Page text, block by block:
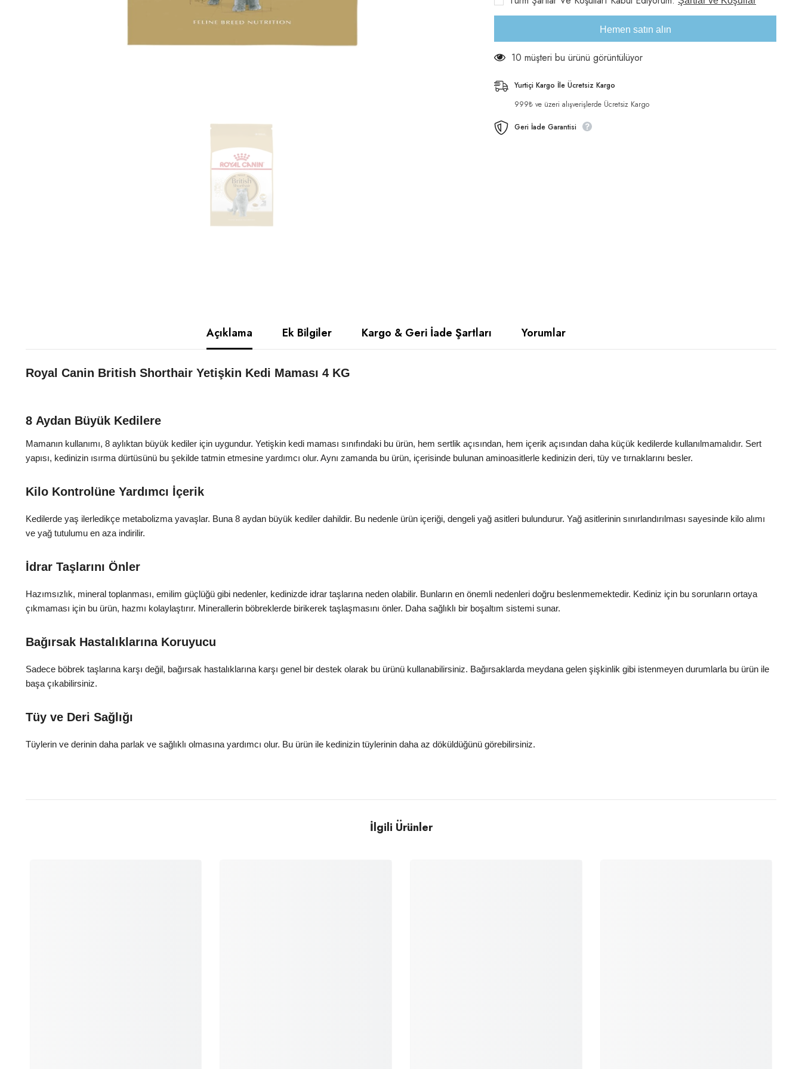
kg
kg
Hemen satın alın
59 müşteri bu ürünü görüntülüyor
Yurtiçi Kargo İle Ücretsiz Kargo
999₺ ve üzeri alışverişlerde Ücretsiz Kargo
Geri İade Garantisi
Açıklama Ek Bilgiler Kargo & Geri İade Şartları Yorumlar
Royal Canin British Shorthair Yetişkin Kedi Maması 4 KG
8 Aydan Büyük Kedilere
Mamanın kullanımı, 8 aylıktan büyük kediler için uygundur. Yetişkin kedi maması sınıfındaki bu ürün, hem sertlik açısından, hem içerik açısından daha küçük kedilerde kullanılmamalıdır. Sert
yapısı, kedinizin ısırma dürtüsünü bu şekilde tatmin etmesine yardımcı olur. Aynı zamanda bu ürün, içerisinde bulunan aminoasitlerle kedinizin deri, tüy ve tırnaklarını besler.
Kilo Kontrolüne Yardımcı İçerik
Kedilerde yaş ilerledikçe metabolizma yavaşlar. Buna 8 aydan büyük kediler dahildir. Bu nedenle ürün içeriği, dengeli yağ asitleri bulundurur. Yağ asitlerinin sınırlandırılması sayesinde kilo alımı
ve yağ tutulumu en aza indirilir.
İdrar Taşlarını Önler
Hazımsızlık, mineral toplanması, emilim güçlüğü gibi nedenler, kedinizde idrar taşlarına neden olabilir. Bunların en önemli nedenleri doğru beslenmemektedir. Kediniz için bu sorunların ortaya
çıkmaması için bu ürün, hazmı kolaylaştırır. Minerallerin böbreklerde birikerek taşlaşmasını önler. Daha sağlıklı bir boşaltım sistemi sunar.
Bağırsak Hastalıklarına Koruyucu
Sadece böbrek taşlarına karşı değil, bağırsak hastalıklarına karşı genel bir destek olarak bu ürünü kullanabilirsiniz. Bağırsaklarda meydana gelen şişkinlik gibi istenmeyen durumlarla bu ürün ile
başa çıkabilirsiniz.
Tüy ve Deri Sağlığı
Tüylerin ve derinin daha parlak ve sağlıklı olmasına yardımcı olur. Bu ürün ile kedinizin tüylerinin daha az döküldüğünü görebilirsiniz.
İlgili Ürünler